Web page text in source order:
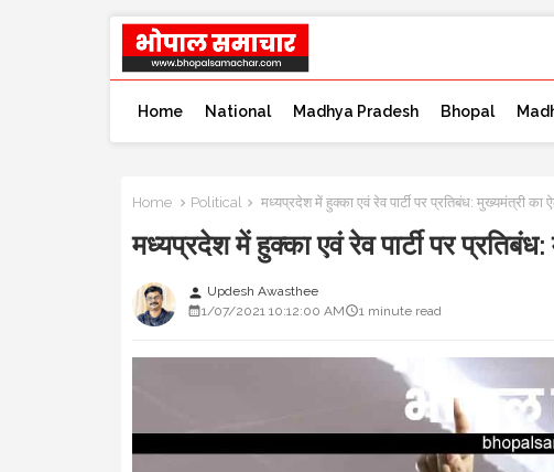
Home National Madhya Pradesh Bhopal
Home Political मध्यप्रदेश में हुक्का एवं रेव पार्टी पर प्रतिबंध: मुख्यमंत्री
मध्यप्रदेश में हुक्का एवं रेव पार्टी पर
person Updesh Awasthee
1/07/2021 10:12:00 AM
1 minute read